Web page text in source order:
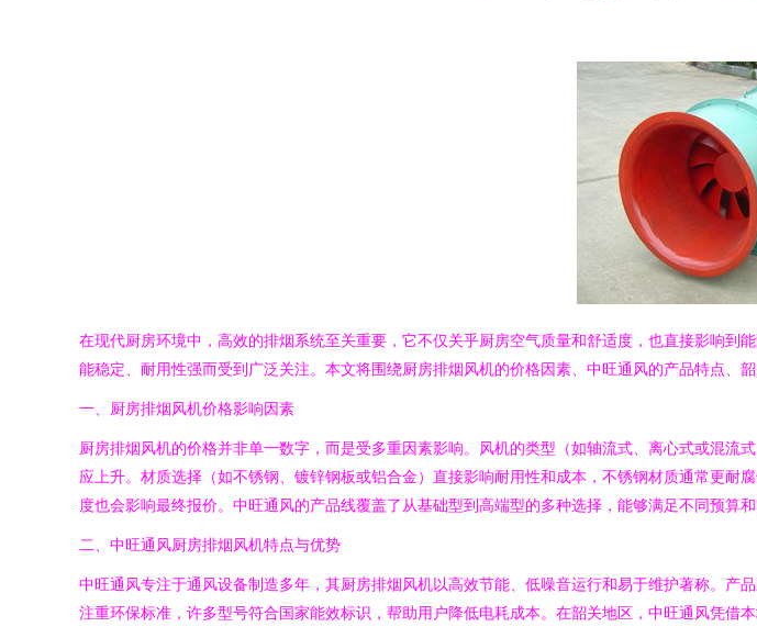
在现代厨房环境中，高效的排烟系统至关重要，它不仅关乎厨房空气质量和舒适度，也直接影响
能稳定、耐用性强而受到广泛关注。本文将围绕厨房排烟风机的价格因素、中旺通风的产品特点、
一、厨房排烟风机价格影响因素
厨房排烟风机的价格并非单一数字，而是受多重因素影响。风机的类型（如轴流式、离心式或混
应上升。材质选择（如不锈钢、镀锌钢板或铝合金）直接影响耐用性和成本，不锈钢材质通常更
度也会影响最终报价。中旺通风的产品线覆盖了从基础型到高端型的多种选择，能够满足不同预算和
二、中旺通风厨房排烟风机特点与优势
中旺通风专注于通风设备制造多年，其厨房排烟风机以高效节能、低噪音运行和易于维护著称。
注重环保标准，许多型号符合国家能效标识，帮助用户降低电耗成本。在韶关地区，中旺通风凭借